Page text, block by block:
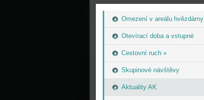
Omezení v areálu hvězdárny
Otevírací doba a vstupné
Cestovní ruch »
Skupinové návštěvy
Aktuality AK